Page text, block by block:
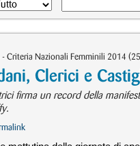
Criteria Nazionali Femminili 2014
Clerici e
firma un record della